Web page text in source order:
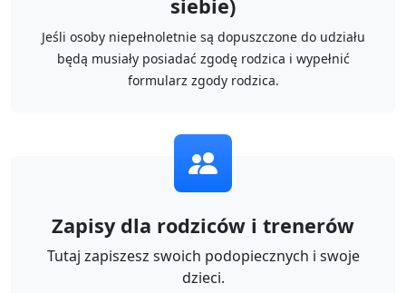
siebie)
Jeśli osoby niepełnoletnie są dopuszczone do udziału
będą musiały posiadać zgodę rodzica i wypełnić
formularz zgody rodzica.
Zapisy dla rodziców i trenerów
Tutaj zapiszesz swoich podopiecznych i swoje
dzieci.